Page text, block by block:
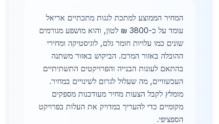
המחיר הממוצע למתכת לגגות מתכתיים אריאל
עומד על כ-3800 ₪ לטון, והוא מושפע מגורמים
שונים כמו עלויות חומר גלם, לוגיסטיקה ומחירי
ההובלה באזור המרכז. הביקוש באזור משתנה
בהתאם לעונות הבנייה והפרויקטים התשתיתיים
העכשוויים, מה שעלול לגרום לשינויים במחיר.
מומלץ לקבל הצעות מחיר מעודכנות מספקים
מקומיים כדי להעריך במדויק את העלות בפרויקט
הספציפי.